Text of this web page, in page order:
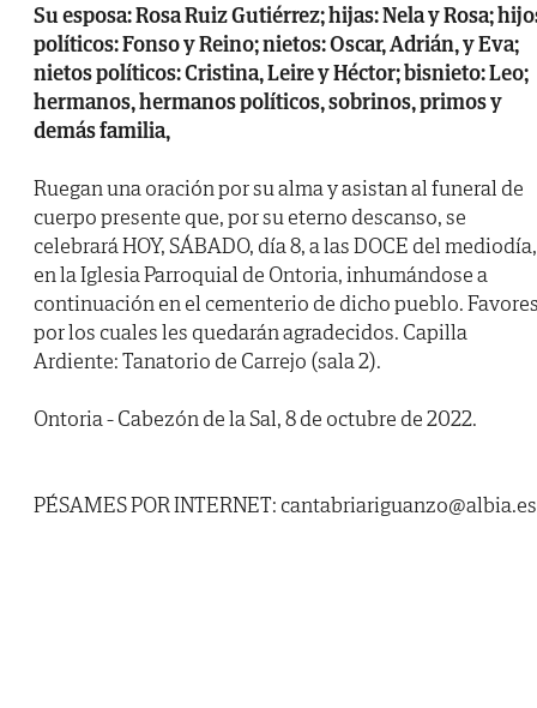
Su esposa: Rosa Ruiz Gutiérrez; hijas: Nela y Rosa;
políticos: Fonso y Reino; nietos: Oscar, Adrián, y Eva;
nietos políticos: Cristina, Leire y Héctor; bisnieto: Leo;
hermanos, hermanos políticos, sobrinos, primos y
demás familia,
Ruegan una oración por su alma y asistan al funeral de
cuerpo presente que, por su eterno descanso, se
celebrará HOY, SÁBADO, día 8, a las DOCE del mediodía,
en la Iglesia Parroquial de Ontoria, inhumándose a
continuación en el cementerio de dicho pueblo.
por los cuales les quedarán agradecidos. Capilla
Ardiente: Tanatorio de Carrejo (sala 2).
Ontoria - Cabezón de la Sal, 8 de octubre de 2022.
PÉSAMES POR INTERNET: cantabriariguanzo@albia.es